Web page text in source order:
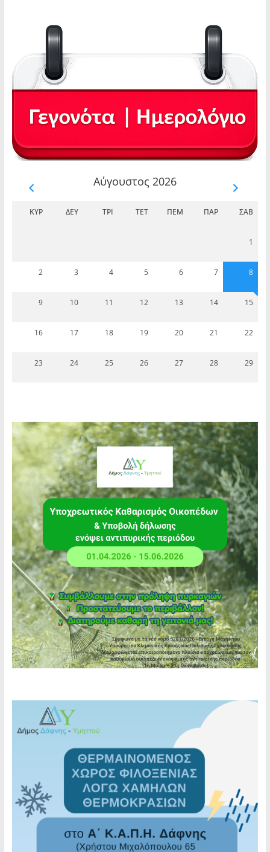
Αύγουστος 2026
ΚΥΡ ΔΕΥ ΤΡΊ ΤΕΤ ΠΈΜ ΠΑΡ ΣΆΒ
1
2 3 4 5 6 7 8
9 10 11 12 13 14 15
16 17 18 19 20 21 22
23 24 25 26 27 28 29